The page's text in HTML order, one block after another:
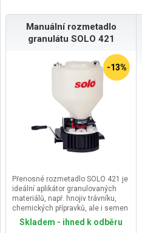
Manuální rozmetadlo
granulátu SOLO 421
-13%
Přenosné rozmetadlo SOLO 421 je
ideální aplikátor granulovaných
materiálů, např. hnojiv trávníku,
chemických přípravků, ale i semen
a krmiv. Stroj se nese na hrudi
zavěšený na popruhu přes jedno
Skladem - ihned k odběru